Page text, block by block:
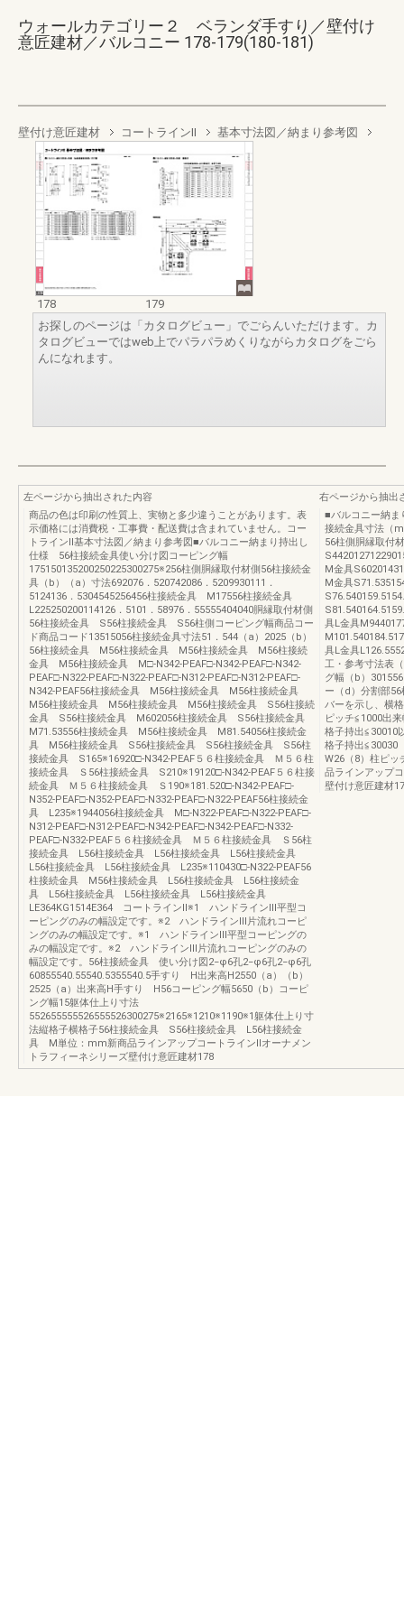
ウォールカテゴリー２ ベランダ手すり／壁付け
意匠建材／バルコニー 178-179(180-181)
壁付け意匠建材 コートラインII 基本寸法図／納まり参考図
178
179
お探しのページは「カタログビュー」でごらんいただけます。カ
タログビューではweb上でパラパラめくりながらカタログをごら
んになれます。
左ページから抽出された内容
商品の色は印刷の性質上、実物と多少違うことがあります。表
示価格には消費税・工事費・配送費は含まれていません。コー
トラインⅡ基本寸法図／納まり参考図■バルコニー納まり持出し
仕様 56柱接続金具使い分け図コーピング幅
175150135200250225300275※256柱側胴縁取付材側56柱接続金
具（b）（a）寸法692076．520742086．5209930111．
5124136．5304545256456柱接続金具 M17556柱接続金具
L225250200114126．5101．58976．55555404040胴縁取付材側
56柱接続金具 S56柱接続金具 S56柱側コーピング幅商品コー
ド商品コード13515056柱接続金具寸法51．544（a）2025（b）
56柱接続金具 M56柱接続金具 M56柱接続金具 M56柱接続
金具 M56柱接続金具 M□-N342-PEAF□-N342-PEAF□-N342-
PEAF□-N322-PEAF□-N322-PEAF□-N312-PEAF□-N312-PEAF□-
N342-PEAF56柱接続金具 M56柱接続金具 M56柱接続金具
M56柱接続金具 M56柱接続金具 M56柱接続金具 S56柱接続
金具 S56柱接続金具 M602056柱接続金具 S56柱接続金具
M71.53556柱接続金具 M56柱接続金具 M81.54056柱接続金
具 M56柱接続金具 S56柱接続金具 S56柱接続金具 S56柱
接続金具 S165※16920□-N342-PEAF５６柱接続金具 Ｍ５６柱
接続金具 Ｓ56柱接続金具 S210※19120□-N342-PEAF５６柱接
続金具 Ｍ５６柱接続金具 Ｓ190※181.520□-N342-PEAF□-
N352-PEAF□-N352-PEAF□-N332-PEAF□-N322-PEAF56柱接続金
具 L235※1944056柱接続金具 M□-N322-PEAF□-N322-PEAF□-
N312-PEAF□-N312-PEAF□-N342-PEAF□-N342-PEAF□-N332-
PEAF□-N332-PEAF５６柱接続金具 Ｍ５６柱接続金具 Ｓ56柱
接続金具 L56柱接続金具 L56柱接続金具 L56柱接続金具
L56柱接続金具 L56柱接続金具 L235※110430□-N322-PEAF56
柱接続金具 M56柱接続金具 L56柱接続金具 L56柱接続金
具 L56柱接続金具 L56柱接続金具 L56柱接続金具
LE364KG1514E364 コートラインⅡ※1 ハンドラインⅢ平型コ
ーピングのみの幅設定です。※2 ハンドラインⅢ片流れコーピ
ングのみの幅設定です。※1 ハンドラインⅢ平型コーピングの
みの幅設定です。※2 ハンドラインⅢ片流れコーピングのみの
幅設定です。56柱接続金具 使い分け図2−φ6孔2−φ6孔2−φ6孔
60855540.55540.5355540.5手すり H出来高H2550（a）（b）
2525（a）出来高H手すり H56コーピング幅5650（b）コーピ
ング幅15躯体仕上り寸法
552655555526555526300275※2165※1210※1190※1躯体仕上り寸
法縦格子横格子56柱接続金具 S56柱接続金具 L56柱接続金
具 M単位：mm新商品ラインアップコートラインⅡオーナメン
トラフィーネシリーズ壁付け意匠建材178
右ページから抽出
■バルコニー納
接続金具寸法（
56柱側胴縁取付
M金具
M金具
具L金具
具L金具
工・参考寸法表
グ幅（b）
ー（d）分割部
バーを示し、横
ピッチ≦1000出
格子持出≦30010
格子持出≦30030
W26（8）柱ピッ
品ラインアップ
壁付け意匠建材